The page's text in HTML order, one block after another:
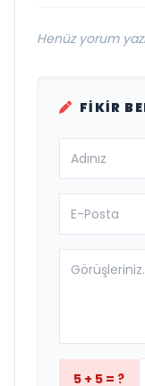
Henüz yorum
FIKIR
5 + 5 = ?